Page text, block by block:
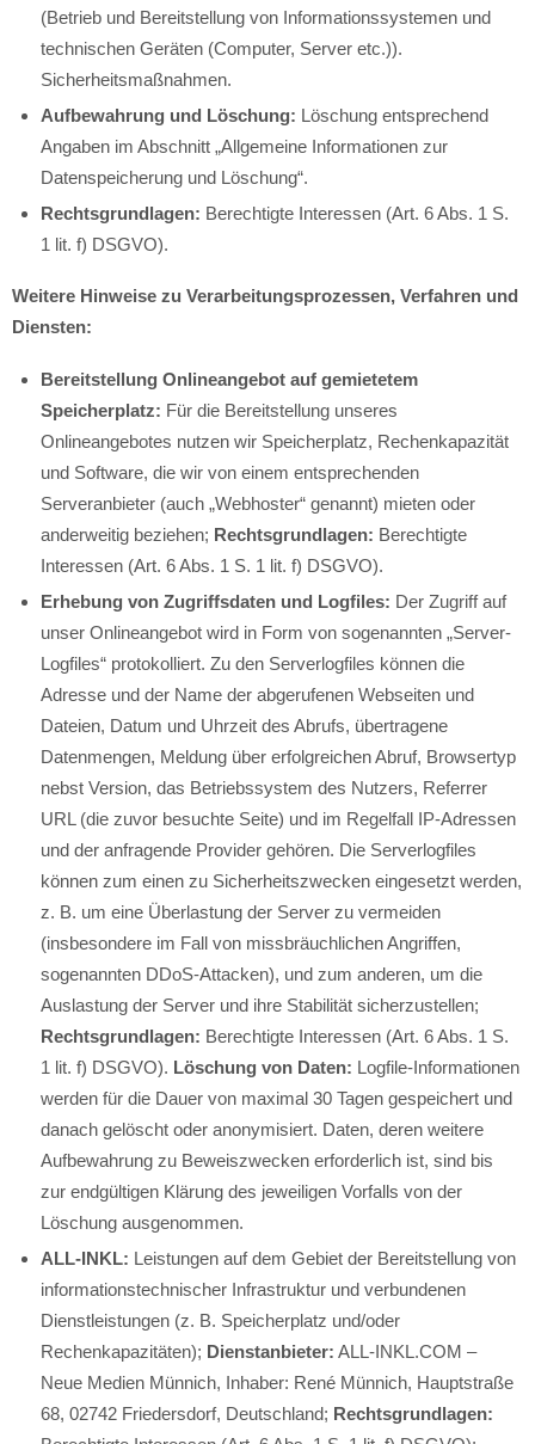
(Betrieb und Bereitstellung von Informationssystemen und
technischen Geräten (Computer, Server etc.)).
Sicherheitsmaßnahmen.
Aufbewahrung und Löschung: Löschung entsprechend
Angaben im Abschnitt „Allgemeine Informationen zur
Datenspeicherung und Löschung“.
Rechtsgrundlagen: Berechtigte Interessen (Art. 6 Abs. 1 S.
1 lit. f) DSGVO).
Weitere Hinweise zu Verarbeitungsprozessen, Verfahren und
Diensten:
Bereitstellung Onlineangebot auf gemietetem
Speicherplatz: Für die Bereitstellung unseres
Onlineangebotes nutzen wir Speicherplatz, Rechenkapazität
und Software, die wir von einem entsprechenden
Serveranbieter (auch „Webhoster“ genannt) mieten oder
anderweitig beziehen; Rechtsgrundlagen: Berechtigte
Interessen (Art. 6 Abs. 1 S. 1 lit. f) DSGVO).
Erhebung von Zugriffsdaten und Logfiles: Der Zugriff auf
unser Onlineangebot wird in Form von sogenannten „Server-
Logfiles“ protokolliert. Zu den Serverlogfiles können die
Adresse und der Name der abgerufenen Webseiten und
Dateien, Datum und Uhrzeit des Abrufs, übertragene
Datenmengen, Meldung über erfolgreichen Abruf, Browsertyp
nebst Version, das Betriebssystem des Nutzers, Referrer
URL (die zuvor besuchte Seite) und im Regelfall IP-Adressen
und der anfragende Provider gehören. Die Serverlogfiles
können zum einen zu Sicherheitszwecken eingesetzt werden,
z. B. um eine Überlastung der Server zu vermeiden
(insbesondere im Fall von missbräuchlichen Angriffen,
sogenannten DDoS-Attacken), und zum anderen, um die
Auslastung der Server und ihre Stabilität sicherzustellen;
Rechtsgrundlagen: Berechtigte Interessen (Art. 6 Abs. 1 S.
1 lit. f) DSGVO). Löschung von Daten: Logfile-Informationen
werden für die Dauer von maximal 30 Tagen gespeichert und
danach gelöscht oder anonymisiert. Daten, deren weitere
Aufbewahrung zu Beweiszwecken erforderlich ist, sind bis
zur endgültigen Klärung des jeweiligen Vorfalls von der
Löschung ausgenommen.
ALL-INKL: Leistungen auf dem Gebiet der Bereitstellung von
informationstechnischer Infrastruktur und verbundenen
Dienstleistungen (z. B. Speicherplatz und/oder
Rechenkapazitäten); Dienstanbieter: ALL-INKL.COM –
Neue Medien Münnich, Inhaber: René Münnich, Hauptstraße
68, 02742 Friedersdorf, Deutschland; Rechtsgrundlagen: